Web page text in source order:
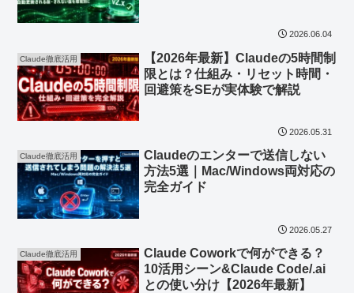
2026.06.04
Claude徹底活用
【2026年最新】Claudeの5時間制
限とは？仕組み・リセット時間・
回避策をSEが実体験で解説
2026.05.31
Claude徹底活用
Claudeのエンターで送信しない
方法5選｜Mac/Windows両対応の
完全ガイド
2026.05.27
Claude徹底活用
Claude Coworkで何ができる？
10活用シーン&Claude Code/.ai
との使い分け【2026年最新】